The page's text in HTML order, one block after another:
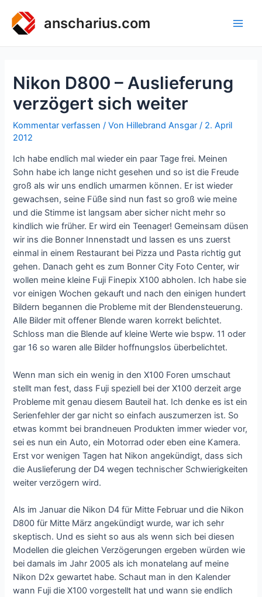
Inhalt
springen
anscharius.com
Nikon D800 – Auslieferung
verzögert sich weiter
Kommentar verfassen / Von Hillebrand Ansgar / 2. April
2012
Ich habe endlich mal wieder ein paar Tage frei. Meinen
Sohn habe ich lange nicht gesehen und so ist die Freude
groß als wir uns endlich umarmen können. Er ist wieder
gewachsen, seine Füße sind nun fast so groß wie meine
und die Stimme ist langsam aber sicher nicht mehr so
kindlich wie früher. Er wird ein Teenager! Gemeinsam düsen
wir ins die Bonner Innenstadt und lassen es uns zuerst
einmal in einem Restaurant bei Pizza und Pasta richtig gut
gehen. Danach geht es zum Bonner City Foto Center, wir
wollen meine kleine Fuji Finepix X100 abholen. Ich habe sie
vor einigen Wochen gekauft und nach den einigen hundert
Bildern begannen die Probleme mit der Blendensteuerung.
Alle Bilder mit offener Blende waren korrekt belichtet.
Schloss man die Blende auf kleine Werte wie bspw. 11 oder
gar 16 so waren alle Bilder hoffnungslos überbelichtet.
Wenn man sich ein wenig in den X100 Foren umschaut
stellt man fest, dass Fuji speziell bei der X100 derzeit arge
Probleme mit genau diesem Bauteil hat. Ich denke es ist ein
Serienfehler der gar nicht so einfach auszumerzen ist. So
etwas kommt bei brandneuen Produkten immer wieder vor,
sei es nun ein Auto, ein Motorrad oder eben eine Kamera.
Erst vor wenigen Tagen hat Nikon angekündigt, dass sich
die Auslieferung der D4 wegen technischer Schwierigkeiten
weiter verzögern wird.
Als im Januar die Nikon D4 für Mitte Februar und die Nikon
D800 für Mitte März angekündigt wurde, war ich sehr
skeptisch. Und es sieht so aus als wenn sich bei diesen
Modellen die gleichen Verzögerungen ergeben würden wie
bei damals im Jahr 2005 als ich monatelang auf meine
Nikon D2x gewartet habe. Schaut man in den Kalender
wann Fuji die X100 vorgestellt hat und wann sie endlich